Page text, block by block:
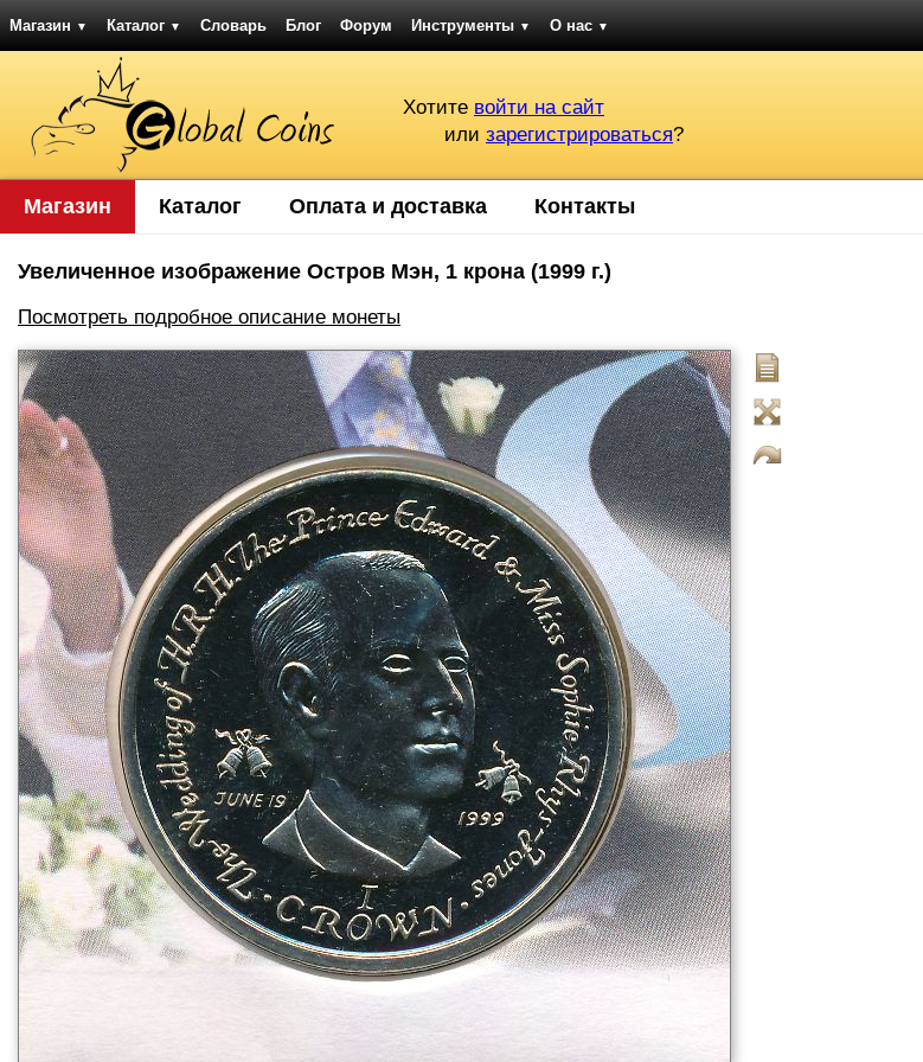
Магазин ▼ Каталог ▼ Словарь Блог Форум Инструменты ▼ О нас ▼
Хотите войти на сайт
или зарегистрироваться?
Магазин Каталог Оплата и доставка Контакты
Увеличенное изображение Остров Мэн, 1 крона (1999 г.)
Посмотреть подробное описание монеты